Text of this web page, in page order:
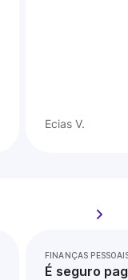
Ecias V.
FINANÇAS
É seguro